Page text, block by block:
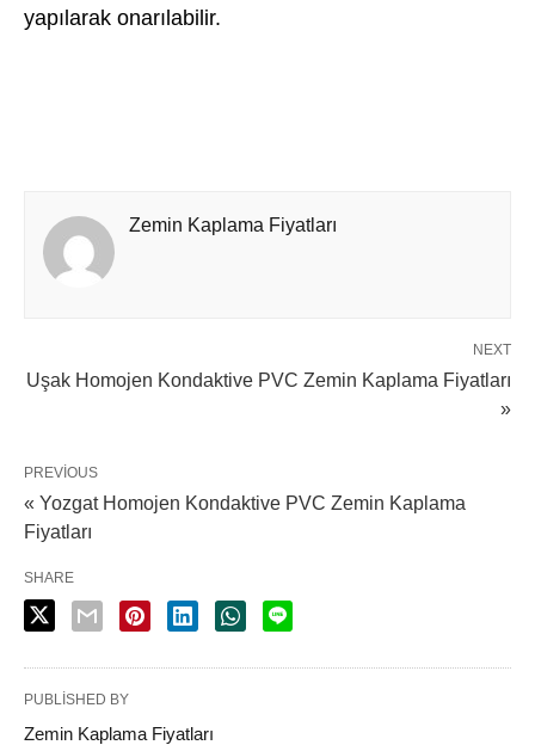
yapılarak onarılabilir.
Zemin Kaplama Fiyatları
NEXT
Uşak Homojen Kondaktive PVC Zemin Kaplama Fiyatları
»
PREVIOUS
« Yozgat Homojen Kondaktive PVC Zemin Kaplama
Fiyatları
SHARE
PUBLISHED BY
Zemin Kaplama Fiyatları